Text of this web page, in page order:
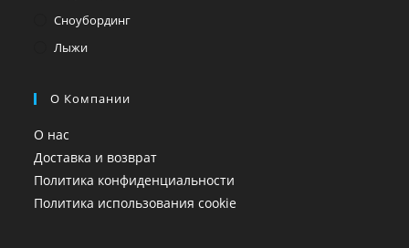
Сноубординг
Лыжи
О Компании
О нас
Доставка и возврат
Политика конфиденциальности
Политика использования cookie